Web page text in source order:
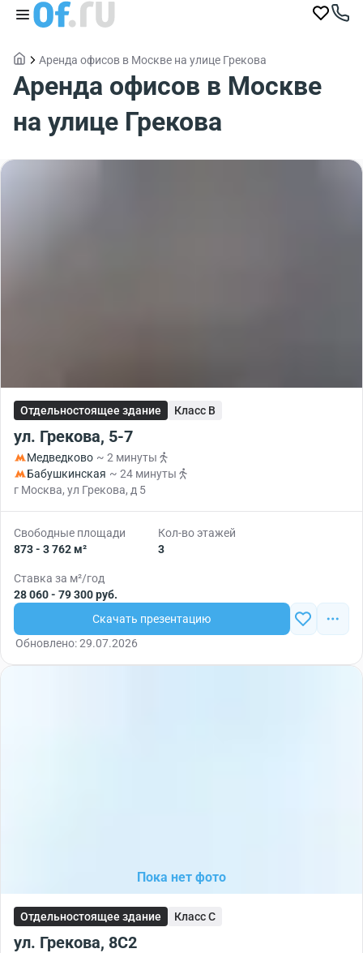
Аренда офисов в Москве на улице Грекова
Аренда офисов в Москве
на улице Грекова
Отдельностоящее здание Класс B
ул. Грекова, 5-7
Медведково ~ 2 минуты
Бабушкинская ~ 24 минуты
г Москва, ул Грекова, д 5
Свободные площади
873 - 3 762 м²
Кол-во этажей
3
Ставка за м²/год
28 060 - 79 300 руб.
Скачать презентацию
Обновлено: 29.07.2026
Пока нет фото
Отдельностоящее здание Класс C
ул. Грекова, 8С2